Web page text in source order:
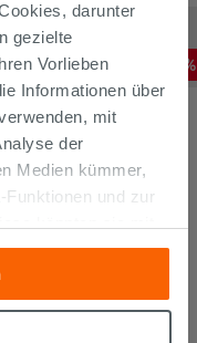
darunter
gezielte
Vorlieben
Informationen über
mit
der
Medien kümmer,
und zur
geliefert haben oder
Dienste
Sie mehr wissen
oder einigen
Ideal Standard
,00%